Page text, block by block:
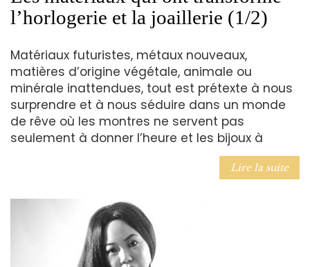
l’horlogerie et la joaillerie (1/2)
Matériaux futuristes, métaux nouveaux,
matières d’origine végétale, animale ou
minérale inattendues, tout est prétexte à nous
surprendre et à nous séduire dans un monde
de rêve où les montres ne servent pas
seulement à donner l’heure et les bijoux à
Lire la suite